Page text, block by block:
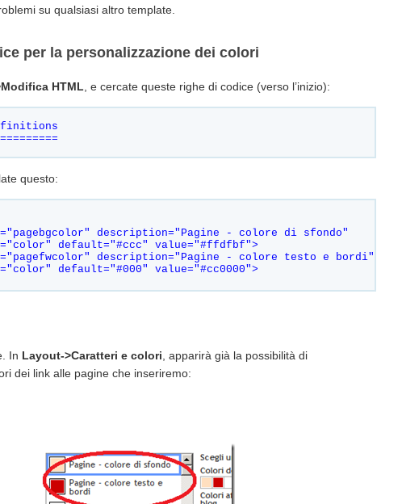
su qualsiasi altro template.
per la personalizzazione dei colori
HTML , e cercate queste righe di codice (verso l’inizio):
questo:
description="Pagine - colore di sfondo"
default="#ccc" value="#ffdfbf">
description="Pagine - colore testo e bordi"
default="#000" value="#cc0000">
In Layout->Caratteri e colori , apparirà già la possibilità di
dei link alle pagine che inseriremo: